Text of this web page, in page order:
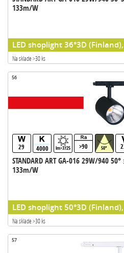
133m/W
LED shoplight 36°3D
Na sklade >30 ks
56
29 4000 lm>3725 >90 50°
STANDARD ART GA-016 29W/940 50°
133m/W
LED shoplight 50°3D
Na sklade >30 ks
57